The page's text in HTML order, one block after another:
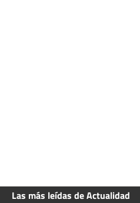
Las más leídas de Actualidad